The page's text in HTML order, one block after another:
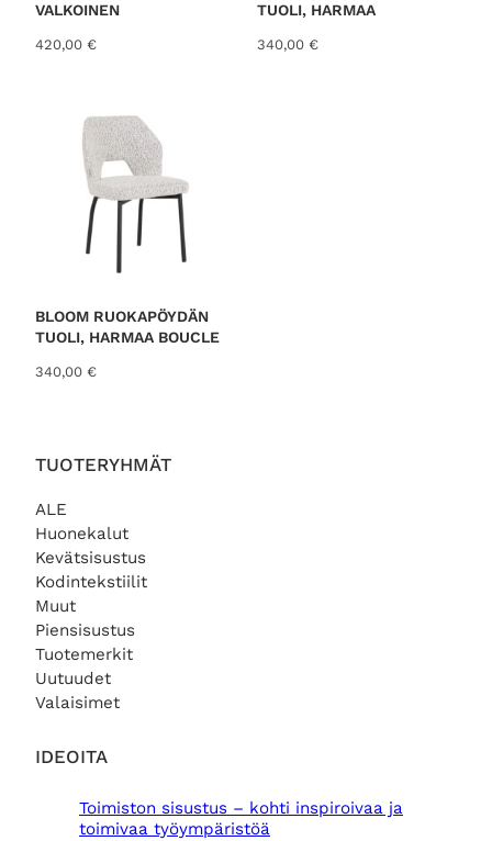
TUOTERYHMÄT
ALE
Huonekalut
Kevätsisustus
Kodintekstiilit
Muut
Piensisustus
Tuotemerkit
Uutuudet
Valaisimet
IDEOITA
Toimiston sisustus – kohti inspiroivaa ja
toimivaa työympäristöä
VALKOINEN
420,00 €
TUOLI, HARMAA
340,00 €
BLOOM RUOKAPÖYDÄN
TUOLI, HARMAA BOUCLE
340,00 €